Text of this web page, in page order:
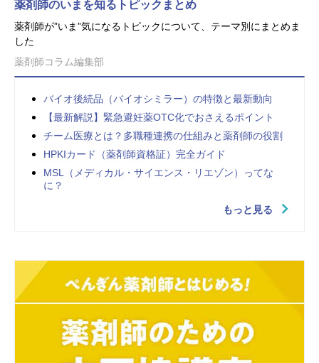
薬剤師のいまを知るトピックまとめ
薬剤師が”いま”気になるトピックについて、テーマ別にまとめま
した
薬剤師コラム編集部
バイオ後続品（バイオシミラー）の特徴と最新動向
【最新解説】緊急避妊薬OTC化でおさえるポイント
チーム医療とは？多職種連携の仕組みと薬剤師の役割
HPKIカード（薬剤師資格証）完全ガイド
MSL（メディカル・サイエンス・リエゾン）ってな
に？
もっと見る